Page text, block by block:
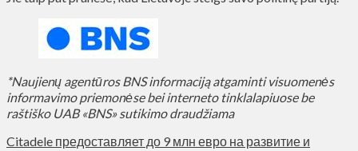
*Naujienų agentūros BNS informaciją atgaminti visuomenės
informavimo priemonėse bei interneto tinklalapiuose be
raštiško UAB «BNS» sutikimo draudžiama
Citadele предоставляет до 9 млн евро на развитие и